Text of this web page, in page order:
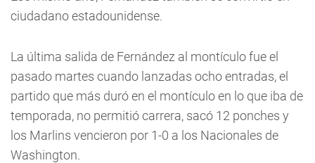
ciudadano estadounidense.
La última salida de Fernández al montículo fue el
pasado martes cuando lanzadas ocho entradas, el
partido que más duró en el montículo en lo que iba de
temporada, no permitió carrera, sacó 12 ponches y
los Marlins vencieron por 1-0 a los Nacionales de
Washington.